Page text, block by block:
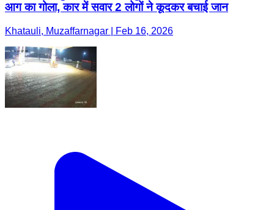
आग का गोला, कार में सवार 2 लोगों ने कूदकर बचाई जान
Khatauli, Muzaffarnagar | Feb 16, 2026